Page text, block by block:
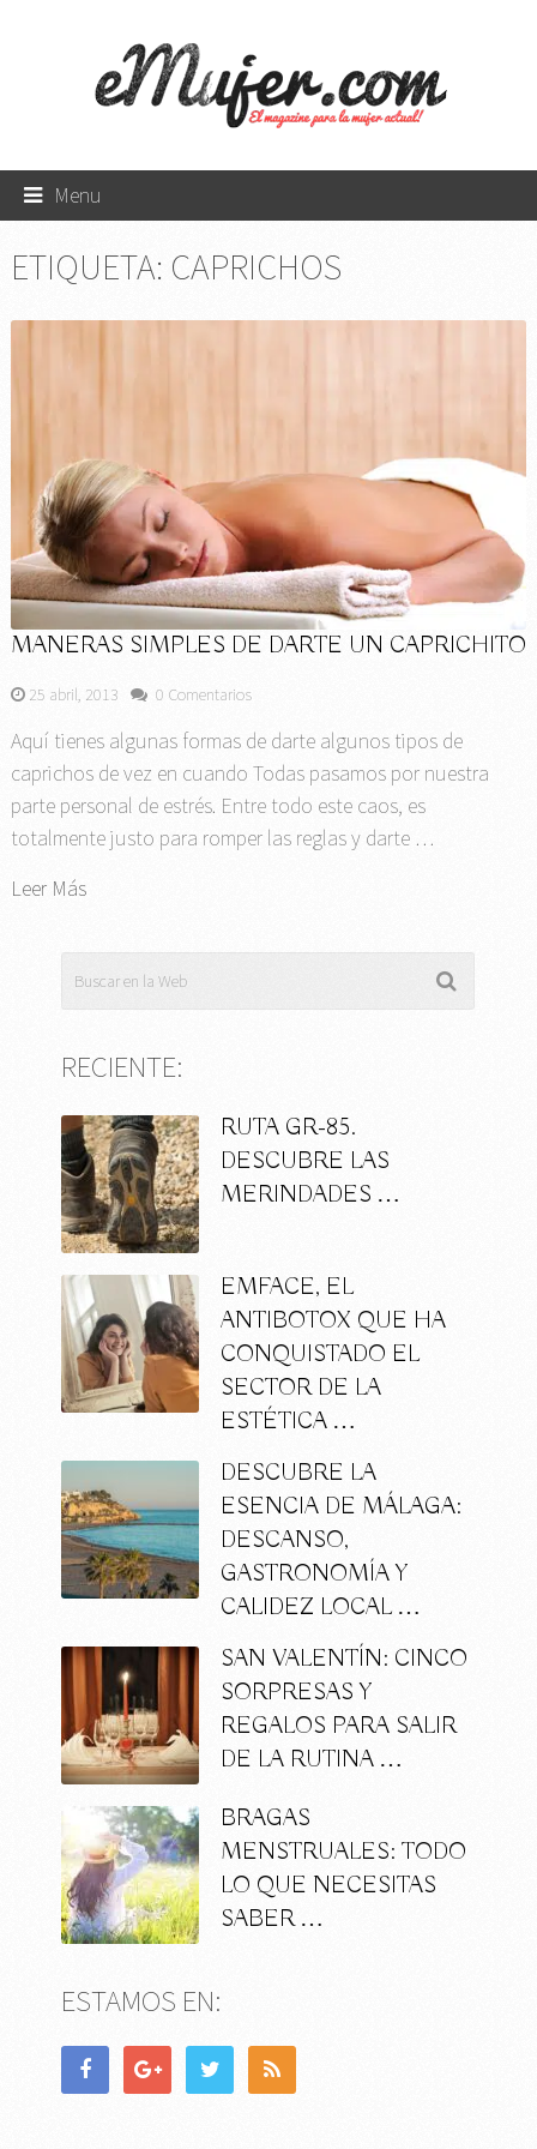
Menu
ETIQUETA: CAPRICHOS
MANERAS SIMPLES DE DARTE UN CAPRICHITO
25 abril, 2013 0 Comentarios
Aquí tienes algunas formas de darte algunos tipos de
caprichos de vez en cuando Todas pasamos por nuestra
parte personal de estrés. Entre todo este caos, es
totalmente justo para romper las reglas y darte …
Leer Más
RECIENTE:
RUTA GR-85.
DESCUBRE LAS
MERINDADES …
EMFACE, EL
ANTIBOTOX QUE HA
CONQUISTADO EL
SECTOR DE LA
ESTÉTICA …
DESCUBRE LA
ESENCIA DE MÁLAGA:
DESCANSO,
GASTRONOMÍA Y
CALIDEZ LOCAL …
SAN VALENTÍN: CINCO
SORPRESAS Y
REGALOS PARA SALIR
DE LA RUTINA …
BRAGAS
MENSTRUALES: TODO
LO QUE NECESITAS
SABER …
ESTAMOS EN: